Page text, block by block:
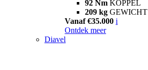
92 Nm KOPPEL
209 kg GEWICHT
Vanaf €35.000 i
Ontdek meer
Diavel